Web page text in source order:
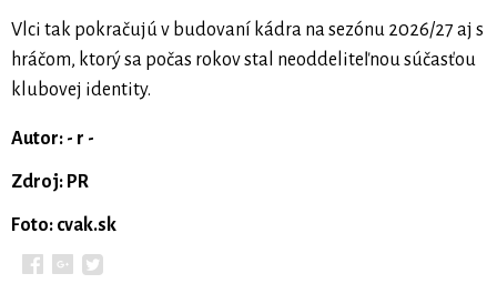
Vlci tak pokračujú v budovaní kádra na sezónu 2026/27 aj s
hráčom, ktorý sa počas rokov stal neoddeliteľnou súčasťou
klubovej identity.
Autor: - r -
Zdroj: PR
Foto: cvak.sk